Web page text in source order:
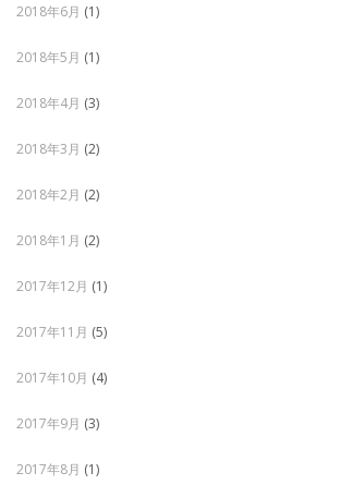
2018年6月 (1)
2018年5月 (1)
2018年4月 (3)
2018年3月 (2)
2018年2月 (2)
2018年1月 (2)
2017年12月 (1)
2017年11月 (5)
2017年10月 (4)
2017年9月 (3)
2017年8月 (1)